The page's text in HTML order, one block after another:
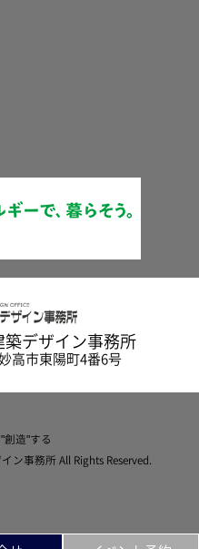
デザイン事務所
高市東陽町4番6号
創造"する
事務所 All Rights Reserved.